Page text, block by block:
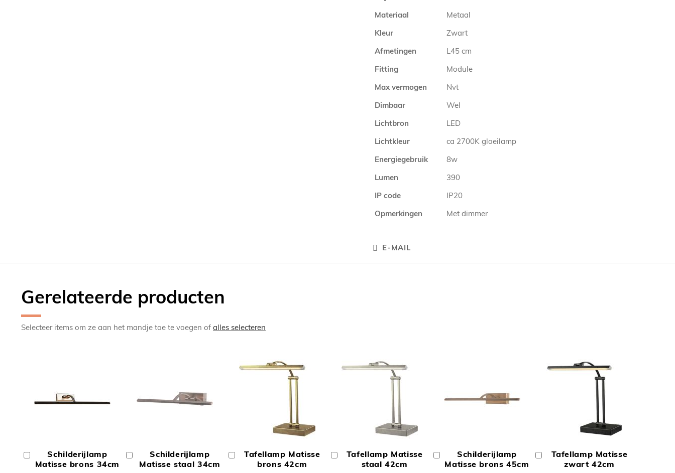
Materiaal
Metaal
Kleur
Zwart
Afmetingen
L45 cm
Fitting
Module
Max vermogen
Nvt
Dimbaar
Wel
Lichtbron
LED
Lichtkleur
ca 2700K gloeilamp
Energiegebruik
8w
Lumen
390
IP code
IP20
Opmerkingen
Met dimmer
E-MAIL
Gerelateerde producten
Selecteer items om ze aan het mandje toe te voegen of alles selecteren
Schilderijlamp
Matisse brons 34cm
Winkelwagen
TE
Schilderijlamp
Matisse staal 34cm
Winkelwagen
TE
Tafellamp Matisse
brons 42cm
Winkelwagen
TOEVOEGEN
TE
Tafellamp Matisse
staal 42cm
Winkelwagen
TOEVOEGEN
Schilderijlamp
Matisse brons 45cm
Winkelwagen
TE
Tafellamp Matisse
zwart 42cm
Winkelwagen
TOEVOEGEN
TE